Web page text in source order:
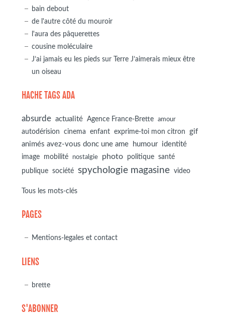
bain debout
de l'autre côté du mouroir
l'aura des pâquerettes
cousine moléculaire
J’ai jamais eu les pieds sur Terre J’aimerais mieux être
un oiseau
HACHE TAGS ADA
absurde actualité Agence France-Brette amour
autodérision cinema enfant exprime-toi mon citron
gif
animés avez-vous donc une ame
humour identité
image mobilité nostalgie photo politique
santé
publique
société spychologie magasine video
Tous les mots-clés
PAGES
Mentions-legales et contact
LIENS
brette
S'ABONNER